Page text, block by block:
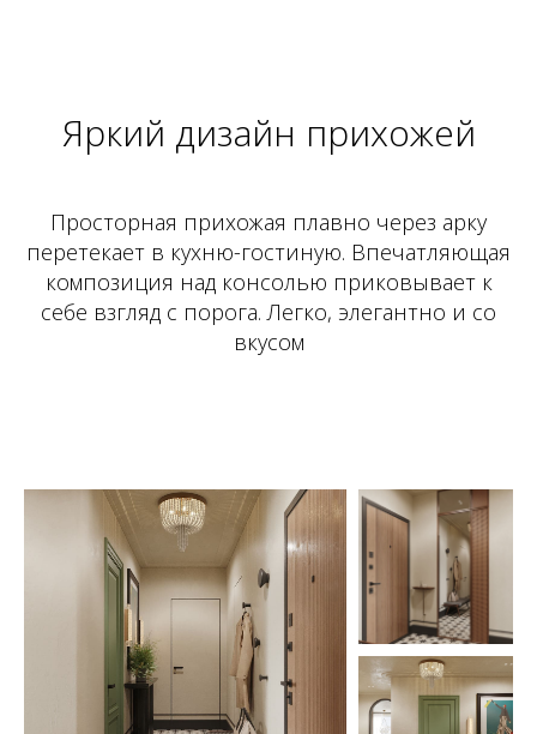
Яркий дизайн прихожей
Просторная прихожая плавно через арку
перетекает в кухню-гостиную. Впечатляющая
композиция над консолью приковывает к
себе взгляд с порога. Легко, элегантно и со
вкусом